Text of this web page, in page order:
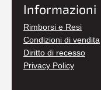
Informazioni
Rimborsi e Resi
Condizioni di vendita
Diritto di recesso
Privacy Policy